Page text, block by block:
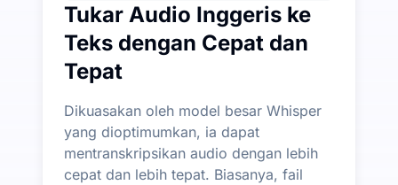
Tukar Audio Inggeris ke
Teks dengan Cepat dan
Tepat
Dikuasakan oleh model besar Whisper
yang dioptimumkan, ia dapat
mentranskripsikan audio dengan lebih
cepat dan lebih tepat. Biasanya, fail